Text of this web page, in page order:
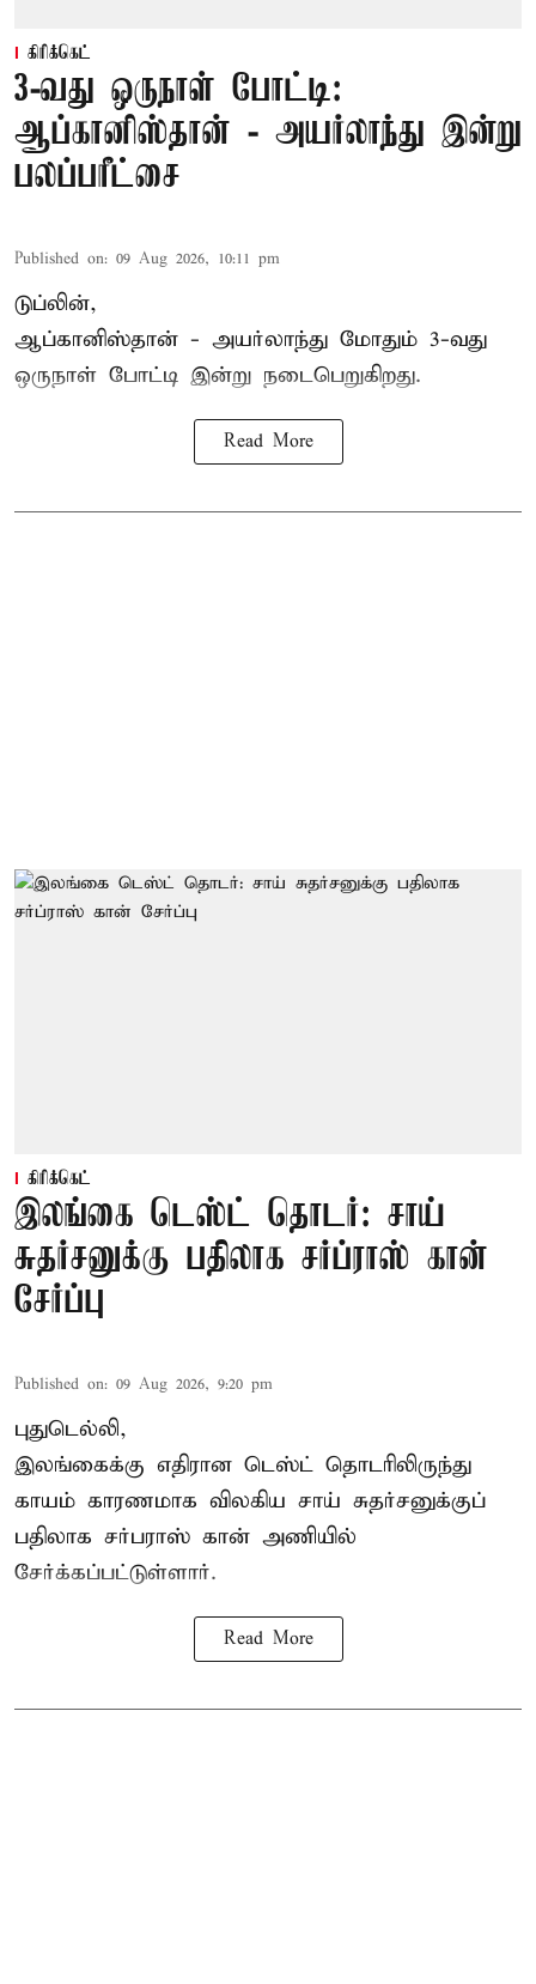
கிரிக்கெட்
3-வது ஒருநாள் போட்டி:
ஆப்கானிஸ்தான் - அயர்லாந்து இன்று
பலப்பரீட்சை
Published on: 09 Aug 2026, 10:11 pm
டுப்லின்,
ஆப்கானிஸ்தான் - அயர்லாந்து மோதும் 3-வது
ஒருநாள் போட்டி இன்று நடைபெறுகிறது.
Read More
கிரிக்கெட்
இலங்கை டெஸ்ட் தொடர்: சாய்
சுதர்சனுக்கு பதிலாக சர்ப்ராஸ் கான்
சேர்ப்பு
Published on: 09 Aug 2026, 9:20 pm
புதுடெல்லி,
இலங்கைக்கு எதிரான டெஸ்ட் தொடரிலிருந்து
காயம் காரணமாக விலகிய சாய் சுதர்சனுக்குப்
பதிலாக சர்பராஸ் கான் அணியில்
சேர்க்கப்பட்டுள்ளார்.
Read More